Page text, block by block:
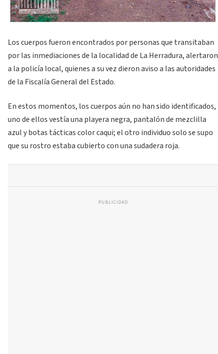
Los cuerpos fueron encontrados por personas que transitaban
por las inmediaciones de la localidad de La Herradura, alertaron
a la policía local, quienes a su vez dieron aviso a las autoridades
de la Fiscalía General del Estado.
En estos momentos, los cuerpos aún no han sido identificados,
uno de ellos vestía una playera negra, pantalón de mezclilla
azul y botas tácticas color caqui; el otro individuo solo se supo
que su rostro estaba cubierto con una sudadera roja.
PUBLICIDAD